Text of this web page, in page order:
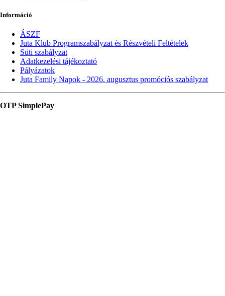
Információ
ÁSZF
Juta Klub Programszabályzat és Részvételi Feltételek
Süti szabályzat
Adatkezelési tájékoztató
Pályázatok
Juta Family Napok - 2026. augusztus promóciós szabályzat
OTP SimplePay